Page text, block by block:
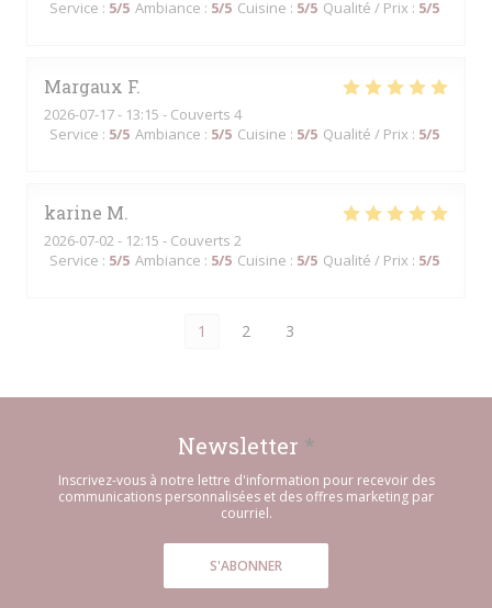
Service : 5/5 Ambiance : 5/5 Cuisine : 5/5 Qualité / Prix : 5/5
Margaux F
2026-07-17- 13:15 - Couverts 4
Service : 5/5 Ambiance : 5/5 Cuisine : 5/5 Qualité / Prix : 5/5
karine M
2026-07-02 - 12:15 - Couverts 2
Service : 5/5 Ambiance : 5/5 Cuisine : 5/5 Qualité / Prix : 5/5
1 2 3
Newsletter *
Inscrivez-vous à notre lettre d'information pour recevoir des
communications personnalisées et des offres marketing par
courriel.
S'ABONNER